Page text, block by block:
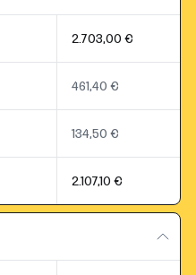
2.703,00 €
461,40 €
134,50 €
2.107,10 €